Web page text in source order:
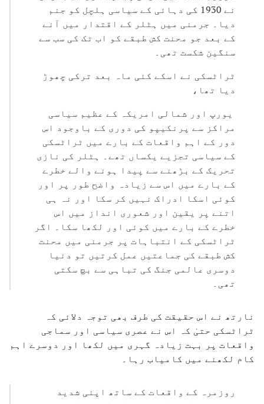
نے 1930 کی دہائی کے سیاسی ہلچل کو جنم
دیا۔ جرمنی میں ہٹلر کے اقتدار میں آنے
کے بعد جو محنت کش طبقے کو اب تک کی سب سے
سنگین شکست تھی۔
ٹراٹسکی نے اسکے کئی ماہ بعد ترکی چھوڑ
دیا تھا،
یورپ اور شمالی امریکہ کے عظیم سیاسی
مراکز سے پرنکیپو کی دوری کے باوجود اس
دور کے اہم واقعات کے بارے میں ٹراٹسکی
کے سیاسی تجزیے یکساں تھے۔ ہٹلر کی نازی
تحریک کے بڑھنے سے پیدا ہونے والے خطرے
کے بارے میں اس سے زیادہ واضح طور پر اور
کوئی اسکا ادراک نہیں کر سکا اور نہ ہی
اتنے پر یقین اور شعوری انداز میں اس
خطرے کے بارے میں کوئی اور لکھا سکا۔ اگر
ٹراٹسکی کے انتباہات پر جرمنی میں محنت
کش طبقے کی جماعتیں عمل کرتیں تو دنیا
دوسری عالمی جنگ کی تباہی سے بچ سکتی
تھی۔
نارتھ نے اس حقیقت کی طرف بھی توجہ دلائی کہ
ٹراٹسکی حتیٰ کہ اس نے عصری سیاسی اور سماجی
واقعات پر بہت زیادہ گہری میں لکھا اور دوسرے اہم
کام لکھنے میں کامیاب رہا۔
روزمرہ کے واقعات کے ساتھ اپنی شدید